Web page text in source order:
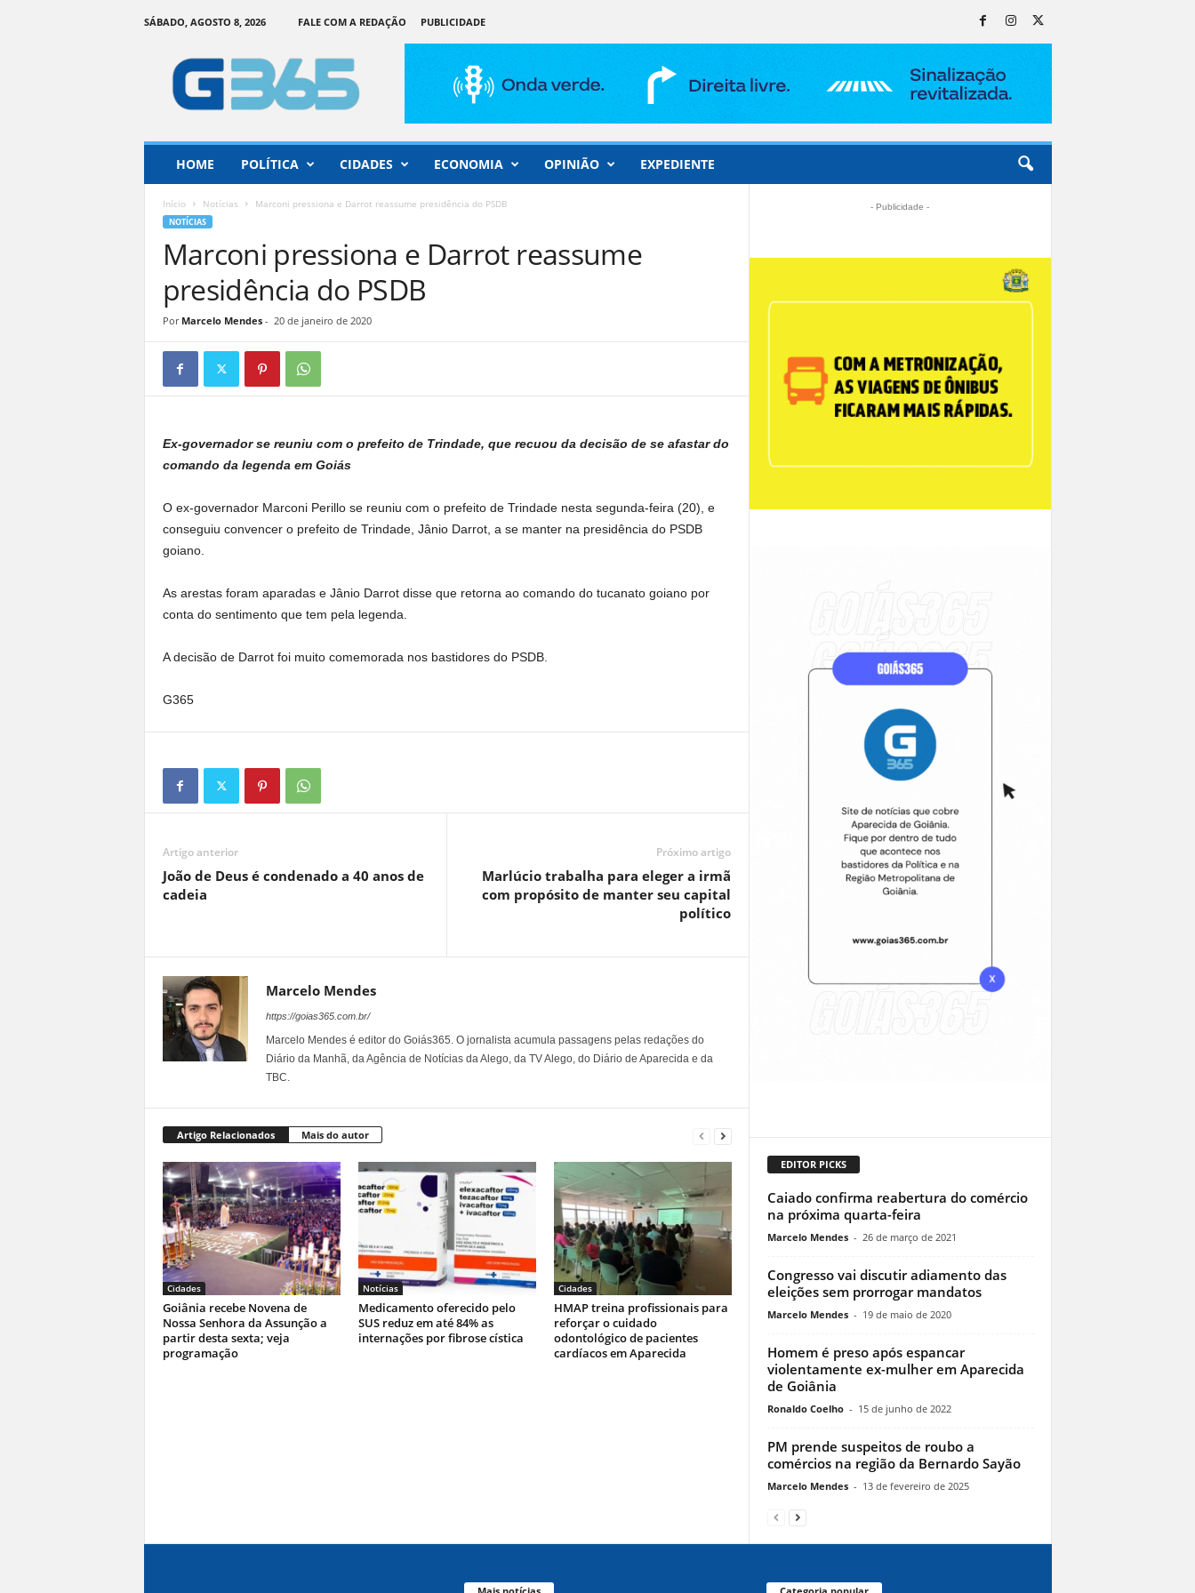
SÁBADO, AGOSTO 8, 2026 FALE COM A REDAÇÃO
PUBLICIDADE
ç
o
HOME POLÍTICA CIDADES ECONOMIA OPINIÃO EXPEDIENTE
Início Notícias Marconi pressiona e Darrot reassume presidência do PSDB
NOTÍCIAS
Marconi pressiona e Darrot reassume
presidência do PSDB
Por Marcelo Mendes- 20 de janeiro de 2020
Ex-governador se reuniu com o prefeito de Trindade, que recuou da decisão de se afastar do
comando da legenda em Goiás
O ex-governador Marconi Perillo se reuniu com o prefeito de Trindade nesta segunda-feira (20), e
conseguiu convencer o prefeito de Trindade, Jânio Darrot, a se manter na presidência do PSDB
goiano.
As arestas foram aparadas e Jânio Darrot disse que retorna ao comando do tucanato goiano por
conta do sentimento que tem pela legenda.
A decisão de Darrot foi muito comemorada nos bastidores do PSDB.
G365
Artigo anterior
João de Deus é condenado a 40 anos de
cadeia
Próximo artigo
Marlúcio trabalha para eleger a irmã
com propósito de manter seu capital
político
Marcelo Mendes
https://goias365.com.br/
Marcelo Mendes é editor do Goiás365. O jornalista acumula passagens pelas redações do
Diário da Manhã, da Agência de Notícias da Alego, da TV Alego, do Diário de Aparecida e da
TBC.
Artigo Relacionados Mais do autor
Cidades
Goiânia recebe Novena de
Nossa Senhora da Assunção a
partir desta sexta; veja
programação
Notícias
Medicamento oferecido pelo
SUS reduz em até 84% as
internações por fibrose cística
Cidades
HMAP treina profissionais para
reforçar o cuidado
odontológico de pacientes
cardíacos em Aparecida
- Publicidade -
EDITOR PICKS
Caiado confirma reabertura do comércio
na próxima quarta-feira
Marcelo Mendes - 26 de março de 2021
Congresso vai discutir adiamento das
eleições sem prorrogar mandatos
Marcelo Mendes - 19 de maio de 2020
Homem é preso após espancar
violentamente ex-mulher em Aparecida
de Goiânia
Ronaldo Coelho - 15 de junho de 2022
PM prende suspeitos de roubo a
comércios na região da Bernardo Sayão
Marcelo Mendes - 13 de fevereiro de 2025